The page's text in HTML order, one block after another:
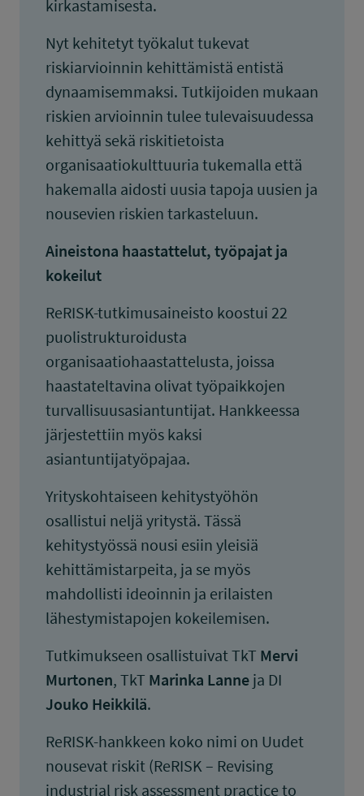
kirkastamisesta.
Nyt kehitetyt työkalut tukevat
riskiarvioinnin kehittämistä entistä
dynaamisemmaksi. Tutkijoiden mukaan
riskien arvioinnin tulee tulevaisuudessa
kehittyä sekä riskitietoista
organisaatiokulttuuria tukemalla että
hakemalla aidosti uusia tapoja uusien ja
nousevien riskien tarkasteluun.
Aineistona haastattelut, työpajat ja
kokeilut
ReRISK-tutkimusaineisto koostui 22
puolistrukturoidusta
organisaatiohaastattelusta, joissa
haastateltavina olivat työpaikkojen
turvallisuusasiantuntijat. Hankkeessa
järjestettiin myös kaksi
asiantuntijatyöpajaa.
Yrityskohtaiseen kehitystyöhön
osallistui neljä yritystä. Tässä
kehitystyössä nousi esiin yleisiä
kehittämistarpeita, ja se myös
mahdollisti ideoinnin ja erilaisten
lähestymistapojen kokeilemisen.
Tutkimukseen osallistuivat TkT Mervi
Murtonen, TkT Marinka Lanne ja DI
Jouko Heikkilä.
ReRISK-hankkeen koko nimi on Uudet
nousevat riskit (ReRISK – Revising
industrial risk assessment practice to